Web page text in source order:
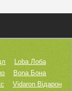
Loba Лоба
Bona Бона
Vidaron Відарон